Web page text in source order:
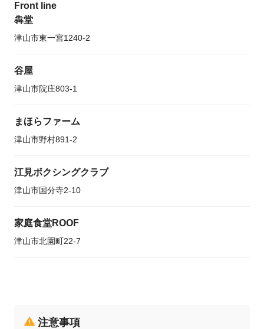
Front line
犇堂
津山市東一宮1240-2
谷屋
津山市院庄803-1
まほらファーム
津山市野村891-2
江見ボクシングクラブ
津山市国分寺2-10
家庭食堂ROOF
津山市北園町22-7
注意事項